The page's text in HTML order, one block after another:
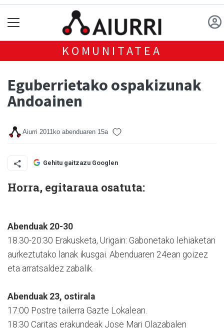
KOMUNITATEA
Eguberrietako ospakizunak
Andoainen
Aiurri 2011ko abenduaren 15a
Gehitu gaitzazu Googlen
Horra, egitaraua osatuta:
Abenduak 20-30
18.30-20:30 Erakusketa, Urigain: Gabonetako lehiaketan
aurkeztutako lanak ikusgai. Abenduaren 24ean goizez
eta arratsaldez zabalik.
Abenduak 23, ostirala
17:00 Postre tailerra Gazte Lokalean.
18:30 Caritas erakundeak Jose Mari Olazabalen